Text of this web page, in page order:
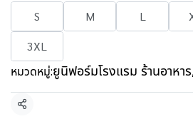
S M L
3XL
หมวดหมู่:ยูนิฟอร์มโรงแรม ร้านอาหาร
แชร์